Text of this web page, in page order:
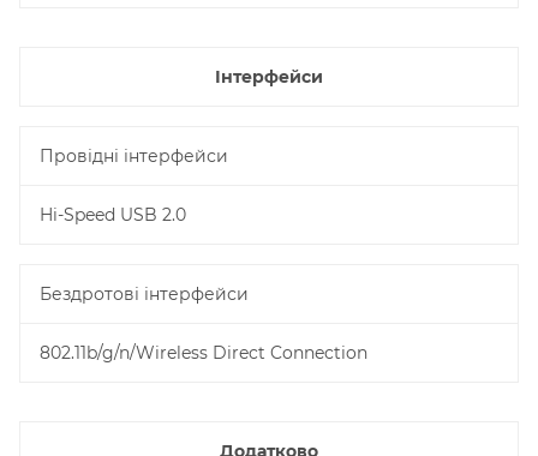
Інтерфейси
Провідні інтерфейси
Hi-Speed USB 2.0
Бездротові інтерфейси
802.11b/g/n/Wireless Direct Connection
Додатково